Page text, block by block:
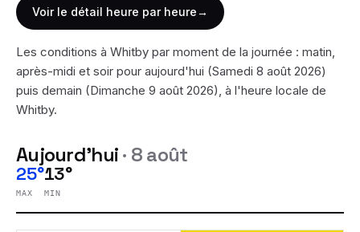
Voir le détail heure par heure→
Les conditions à Whitby par moment de la journée : matin,
après-midi et soir pour aujourd'hui (Samedi 8 août 2026)
puis demain (Dimanche 9 août 2026), à l'heure locale de
Whitby.
Aujourd'hui· 8 août
25°
MAX
13°
MIN